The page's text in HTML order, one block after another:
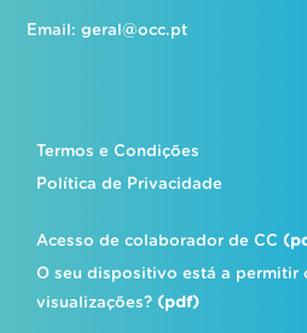
Email:geral@occ.pt
Termos e Condições
Política de Privacidade
Acesso de colaborador de CC
O seu dispositivo está a permitir
visualizações?(pdf)